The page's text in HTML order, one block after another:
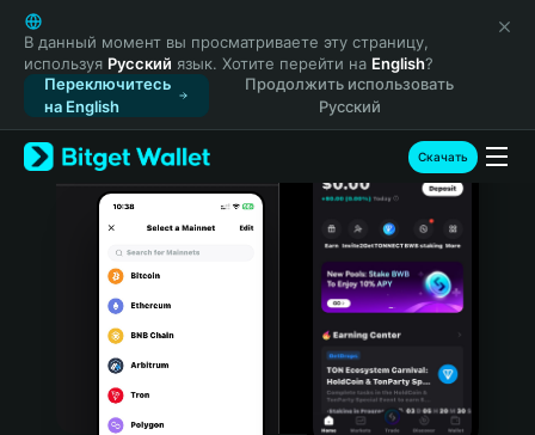
English
日本語
Tiếng Việt
Русский
Español (Latinoamérica)
Türkçe
Italiano
Português (Portugal)
Bahasa Indonesia
В данный момент вы просматриваете эту страницу,
используя Русский язык. Хотите перейти на English?
Переключитесь
на English
Продолжить использовать
Русский
Скачать